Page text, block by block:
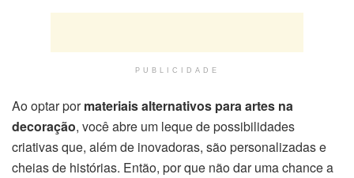
PUBLICIDADE
Ao optar pormateriais alternativos para artes na
decoração, você abre um leque de possibilidades
criativas que, além de inovadoras, são personalizadas e
cheias de histórias. Então, por que não dar uma chance a